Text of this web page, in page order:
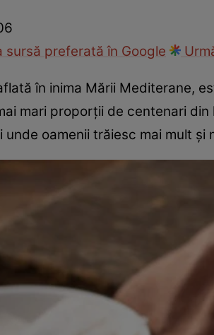
sursă preferată în Google
în inima Mării Mediterane,
mari proporții de centenari
unde oamenii trăiesc mai mult și